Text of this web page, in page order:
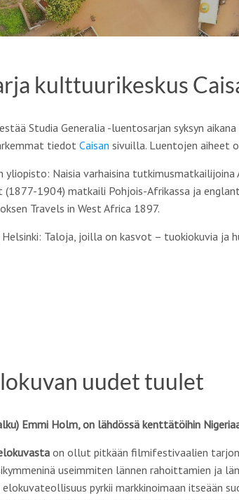
kulttuurikeskus
Studia Generalia -luentosarjan syksyn
tiedot Caisan sivuilla. Luentojen aiheet
yliopisto: Naisia varhaisina tutkimusmatkailijoina
(1877-1904) matkaili Pohjois-Afrikassa ja
Travels in West Africa 1897.
Helsinki: Taloja, joilla on kasvot – tuokiokuvia ja
uudet tuulet
Emmi Holm, on lähdössä kenttätöihin
on ollut pitkään filmifestivaalien
useimmiten lännen rahoittamien ja
pyrkii markkinoimaan itseään